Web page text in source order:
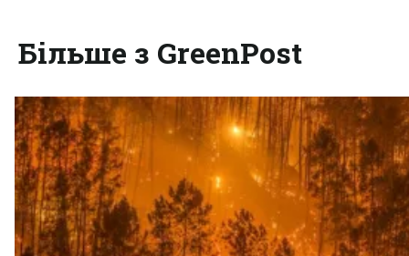
Більше з GreenPost